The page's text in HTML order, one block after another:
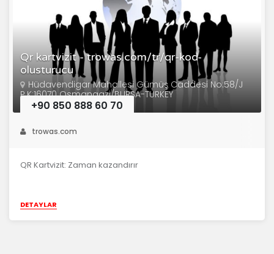
Qr kartvizit - trowas.com/tr/qr-kod-
olusturucu
Hüdavendigar Mahallesi Gümüş Caddesi No:58/J
P.K:16070 Osmangazi/BURSA-TURKEY
+90 850 888 60 70
trowas.com
QR Kartvizit: Zaman kazandırır
DETAYLAR